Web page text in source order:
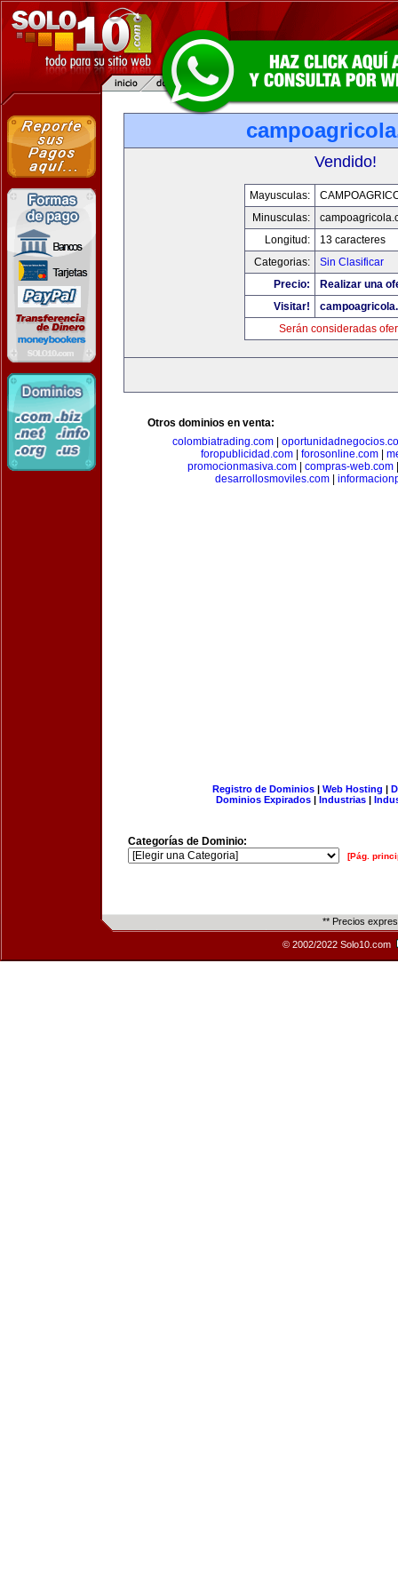
Vendido!
Mayusculas:
Minusculas:
Longitud:
13 caracteres
Categorias:
Sin Clasificar
Precio:
Realizar una
Visitar!
Serán consideradas
Otros dominios en venta:
colombiatrading.com|
foropublicidad.com
forosonline.com
promocionmasiva.com| compras-web.com
desarrollosmoviles.com|
Registro de Dominios| Web Hosting |
Dominios Expirados | Industrias |
Categorías de Dominio:
[Pág.
** Precios
© 2002/2022 Solo10.com